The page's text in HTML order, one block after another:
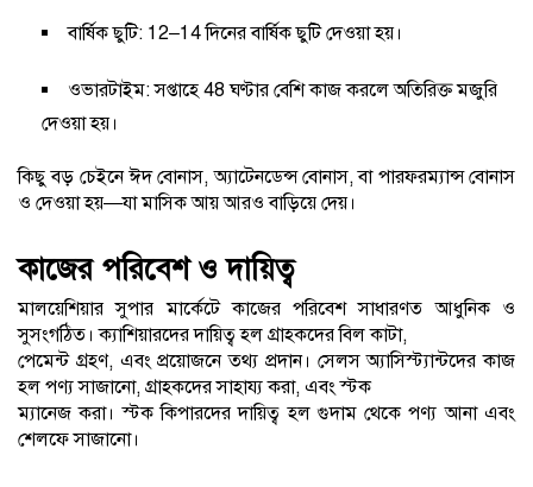
বার্ষিক ছুটি: 12–14 দিনের বার্ষিক ছুটি দেওয়া হয়।
ওভারটাইম: সপ্তাহে 48 ঘণ্টার বেশি কাজ করলে অতিরিক্ত মজুরি
দেওয়া হয়।
কিছু বড় চেইনে ঈদ বোনাস, অ্যাটেনডেন্স বোনাস, বা পারফরম্যান্স বোনাস
ও দেওয়া হয়—যা মাসিক আয় আরও বাড়িয়ে দেয়।
কাজের পরিবেশ ও দায়িত্ব
মালয়েশিয়ার সুপার মার্কেটে কাজের পরিবেশ সাধারণত আধুনিক ও
সুসংগঠিত। ক্যাশিয়ারদের দায়িত্ব হল গ্রাহকদের বিল কাটা,
পেমেন্ট গ্রহণ, এবং প্রয়োজনে তথ্য প্রদান। সেলস অ্যাসিস্ট্যান্টদের কাজ
হল পণ্য সাজানো, গ্রাহকদের সাহায্য করা, এবং স্টক
ম্যানেজ করা। স্টক কিপারদের দায়িত্ব হল গুদাম থেকে পণ্য আনা এবং
শেলফে সাজানো।